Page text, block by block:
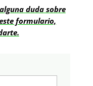
duda sobre
formulario,